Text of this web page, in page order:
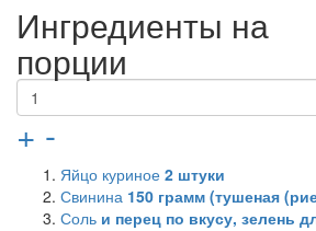
Ингредиенты на
порции
+ -
Яйцо куриное 2 штуки
Свинина 150 грамм (тушеная
Соль и перец по вкусу, зелень